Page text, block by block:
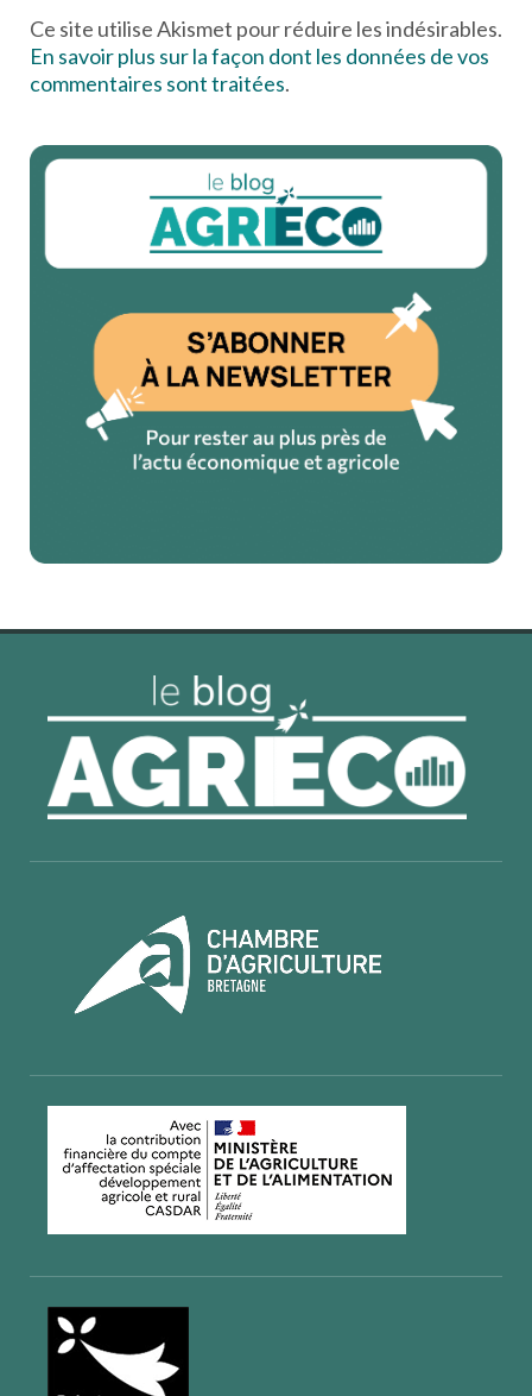
Ce site utilise Akismet pour réduire les indésirables.
En savoir plus sur la façon dont les données de vos
commentaires sont traitées.